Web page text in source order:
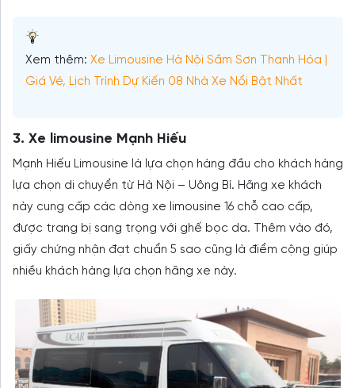
Xem thêm: Xe Limousine Hà Nội Sầm Sơn Thanh Hóa |
Giá Vé, Lịch Trình Dự Kiến 08 Nhà Xe Nổi Bật Nhất
3. Xe limousine Mạnh Hiếu
Mạnh Hiếu Limousine là lựa chọn hàng đầu cho khách hàng
lựa chọn di chuyển từ Hà Nội – Uông Bí. Hãng xe khách
này cung cấp các dòng xe limousine 16 chỗ cao cấp,
được trang bị sang trọng với ghế bọc da. Thêm vào đó,
giấy chứng nhận đạt chuẩn 5 sao cũng là điểm cộng giúp
nhiều khách hàng lựa chọn hãng xe này.